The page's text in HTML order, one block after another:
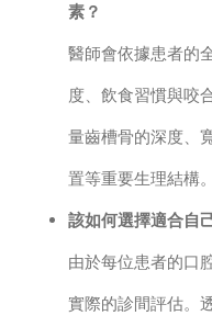
素？
醫師會依據患者的
度、飲食習慣與咬
量齒槽骨的深度、
置等重要生理結構。
該如何選擇適合自
由於每位患者的口
實際的診間評估。